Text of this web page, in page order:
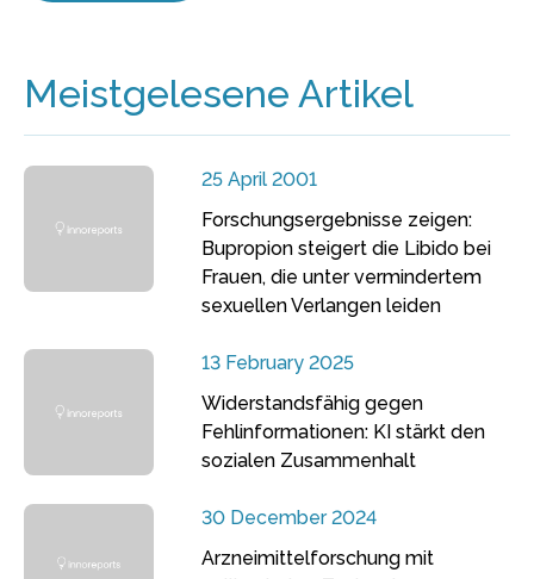
Meistgelesene Artikel
25 April 2001
Forschungsergebnisse zeigen:
Bupropion steigert die Libido bei
Frauen, die unter vermindertem
sexuellen Verlangen leiden
13 February 2025
Widerstandsfähig gegen
Fehlinformationen: KI stärkt den
sozialen Zusammenhalt
30 December 2024
Arzneimittelforschung mit